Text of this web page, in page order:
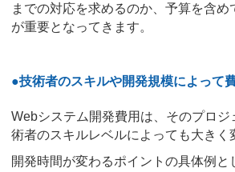
までの対応を求めるのか、予算を含め
が重要となってきます。
●技術者のスキルや開発規模によって
Webシステム開発費用は、そのプロジ
術者のスキルレベルによっても大きく
開発時間が変わるポイントの具体例と